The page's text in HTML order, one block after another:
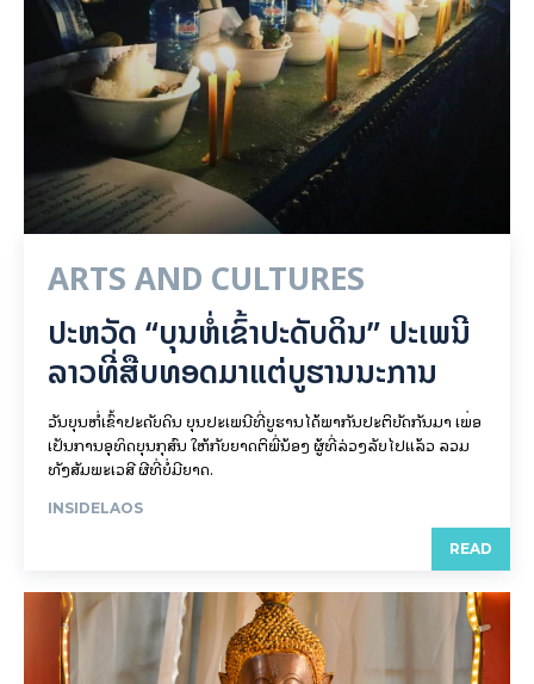
ARTS AND CULTURES
ປະຫວັດ “ບຸນຫໍ່ເຂົ້າປະດັບດິນ” ປະເພນີ
ລາວທີ່ສືບທອດມາແຕ່ບູຮານນະການ
ວັນບຸນຫໍ່ເຂົ້າປະດັບດິນ ບຸນປະເພນີທີ່ບູຮານໄດ້ພາກັນປະຕິບັດກັນມາ ເພື່ອ
ເປັນການອຸທິດບຸນກຸສົນ ໃຫ້ກັບຍາດຕິພີ່ນ້ອງ ຜູ້ທີ່ລ່ວງລັບໄປແລ້ວ ລວມ
ທັງສັມພະເວສີ ຜີທີ່ບໍ່ມີຍາດ.
INSIDELAOS
READ